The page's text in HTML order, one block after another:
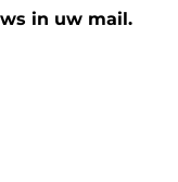
in uw mail.